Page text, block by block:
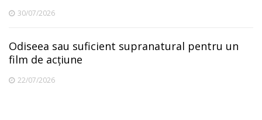
30/07/2026
Odiseea sau suficient supranatural pentru un
film de acțiune
22/07/2026